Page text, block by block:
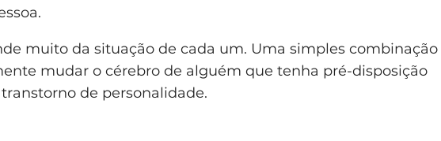
muito da situação de cada um. Uma simples combinação
mudar o cérebro de alguém que tenha pré-disposição
de personalidade.